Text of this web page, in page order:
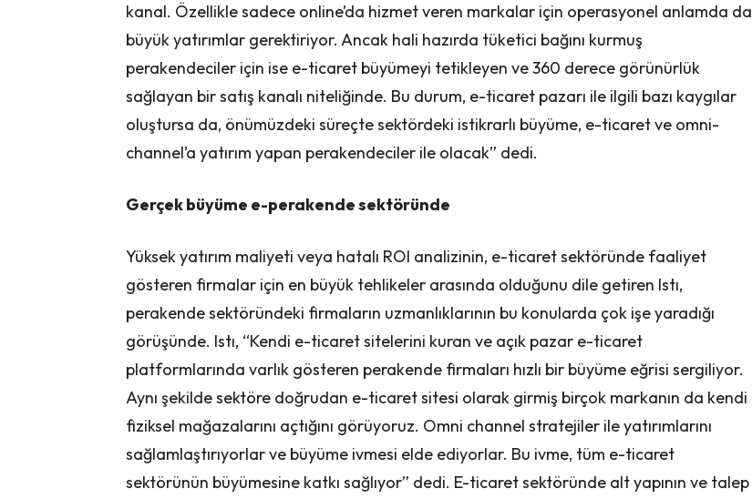
kanal. Özellikle sadece online’da hizmet veren markalar için operasyonel anlamda da
büyük yatırımlar gerektiriyor. Ancak hali hazırda tüketici bağını kurmuş
perakendeciler için ise e-ticaret büyümeyi tetikleyen ve 360 derece görünürlük
sağlayan bir satış kanalı niteliğinde. Bu durum, e-ticaret pazarı ile ilgili bazı kaygılar
oluştursa da, önümüzdeki süreçte sektördeki istikrarlı büyüme, e-ticaret ve omni-
channel’a yatırım yapan perakendeciler ile olacak” dedi.
Gerçek büyüme e-perakende sektöründe
Yüksek yatırım maliyeti veya hatalı ROI analizinin, e-ticaret sektöründe faaliyet
gösteren firmalar için en büyük tehlikeler arasında olduğunu dile getiren Istı,
perakende sektöründeki firmaların uzmanlıklarının bu konularda çok işe yaradığı
görüşünde. Istı, “Kendi e-ticaret sitelerini kuran ve açık pazar e-ticaret
platformlarında varlık gösteren perakende firmaları hızlı bir büyüme eğrisi sergiliyor.
Aynı şekilde sektöre doğrudan e-ticaret sitesi olarak girmiş birçok markanın da kendi
fiziksel mağazalarını açtığını görüyoruz. Omni channel stratejiler ile yatırımlarını
sağlamlaştırıyorlar ve büyüme ivmesi elde ediyorlar. Bu ivme, tüm e-ticaret
sektörünün büyümesine katkı sağlıyor” dedi. E-ticaret sektöründe alt yapının ve talep